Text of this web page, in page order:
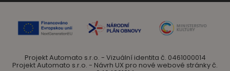
Projekt Automato s.r.o. - Vizuální identita č. 0461000014
Projekt Automato s.r.o. - Návrh UX pro nové webové stránky č.